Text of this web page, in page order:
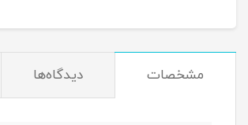
مشخصات دیدگاه‌ها